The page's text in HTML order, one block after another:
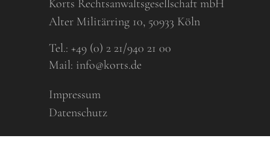
Korts Rechtsanwaltsgesellschaft mbH
Alter Militärring 10, 50933 Köln
Tel.: +49 (0) 2 21/940 21 00
Mail: info@korts.de
Impressum
Datenschutz